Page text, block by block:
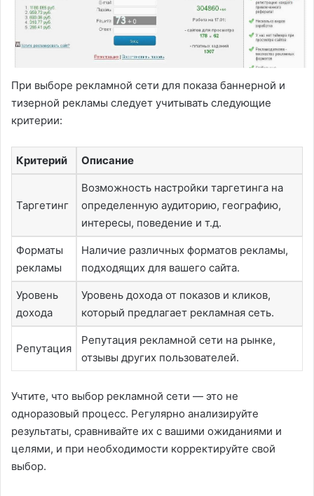
При выборе рекламной сети для показа баннерной и
тизерной рекламы следует учитывать следующие
критерии:
Критерий Описание
Таргетинг
Возможность настройки таргетинга на
определенную аудиторию, географию,
интересы, поведение и т.д.
Форматы
рекламы
Наличие различных форматов рекламы,
подходящих для вашего сайта.
Уровень
дохода
Уровень дохода от показов и кликов,
который предлагает рекламная сеть.
Репутация
Репутация рекламной сети на рынке,
отзывы других пользователей.
Учтите, что выбор рекламной сети — это не
одноразовый процесс. Регулярно анализируйте
результаты, сравнивайте их с вашими ожиданиями и
целями, и при необходимости корректируйте свой
выбор.